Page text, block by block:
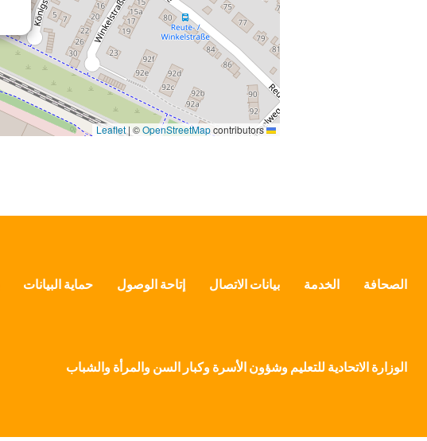
Leaflet
| ©OpenStreetMapcontributors
الصحافة الخدمة بيانات الاتصال إتاحة الوصول حماية البيانات
الوزارة الاتحادية للتعليم وشؤون الأسرة وكبار السن والمرأة والشباب